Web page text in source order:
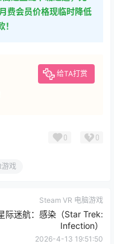
费会员价格现临时降低
给TA打赏
0 0
游戏
Steam VR 电脑游戏
际迷航：感染（Star Trek:
Infection）
2026-4-13 19:51:50